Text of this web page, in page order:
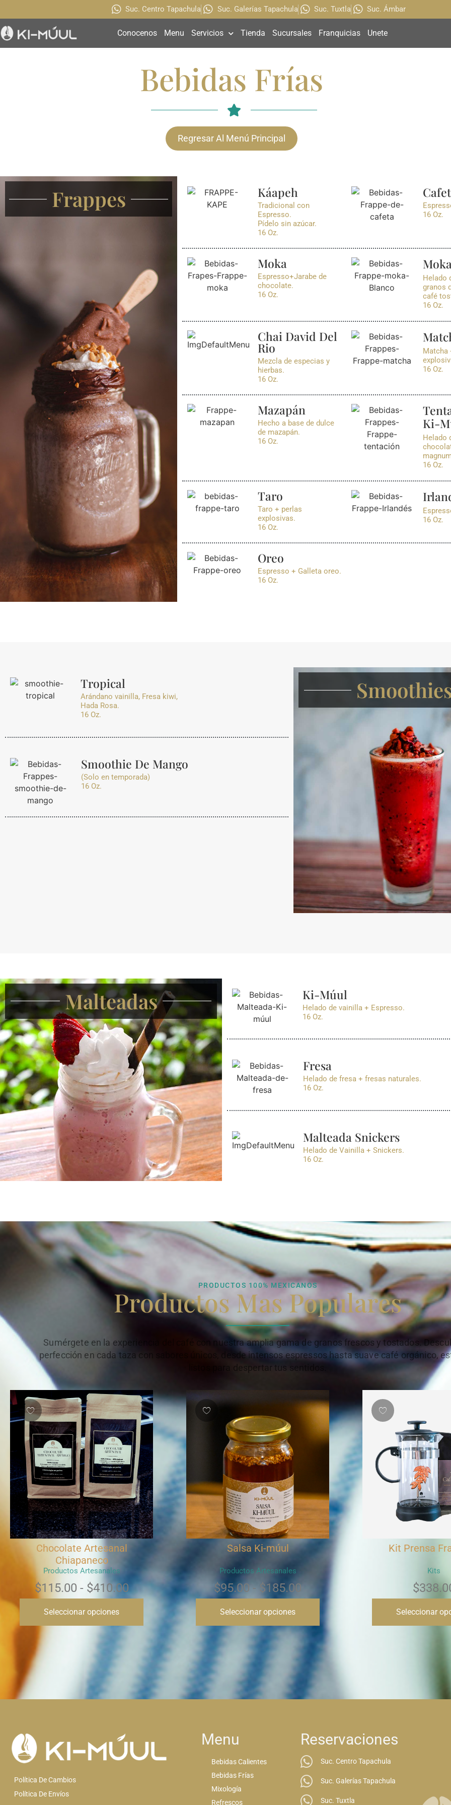
Suc. Centro Tapachula Suc. Galerías Tapachula Suc. Tuxtla Suc. Ámbar
Conocenos Menu Servicios Tienda Sucursales Franquicias Unete
Bebidas Frías
Regresar Al Menú Principal
Frappes Káapeh
Tradicional con
Espresso.
Pídelo sin azúcar.
16 Oz.
16 Oz.
Moka
Espresso+Jarabe de
chocolate.
16 Oz.
Helado
granos
café
16 Oz.
Chai David Del
Rio
Mezcla de especias y
hierbas.
16 Oz.
Matcha
16 Oz.
Mazapán
Hecho a base de dulce
de mazapán.
16 Oz.
Ki-
Helado
16 Oz.
Taro
Taro + perlas
explosivas.
16 Oz.
16 Oz.
Oreo
Espresso + Galleta oreo.
16 Oz.
Tropical
Arándano vainilla, Fresa kiwi,
Hada Rosa.
16 Oz.
Smoothie De Mango
(Solo en temporada)
16 Oz.
Malteadas Ki-Múul
Helado de vainilla + Espresso.
16 Oz.
Fresa
Helado de fresa + fresas naturales.
16 Oz.
Malteada Snickers
Helado de Vainilla + Snickers.
16 Oz.
PRODUCTOS 100% MEXICANOS
Productos Mas Populares
Sumérgete en la experiencia del café con nuestra amplia gama de granos frescos y tostados.
perfección en cada taza con sabores únicos, desde intensos espressos hasta suave café orgánico,
listos para despertar tus sentidos.
Salsa Ki-múul
Productos Artesanales
$95.00 - $185.00
Seleccionar opciones
Kit Prensa Francesa
Kits
$338.00
Seleccionar opciones
Kit
Kits
255.00 - $
Seleccionar
Política De Cambios
Política De Envíos
Menu
Bebidas Calientes
Bebidas Frías
Mixología
Refrescos
Reservaciones
Suc. Centro Tapachula
Suc. Galerías Tapachula
Suc. Tuxtla